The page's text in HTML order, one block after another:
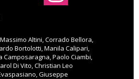
Altini, Corrado Bellora,
Bortolotti, Manila Calipari,
Camposaragna, Paolo Ciambi,
Di Vito, Christian Leo
Giuseppe